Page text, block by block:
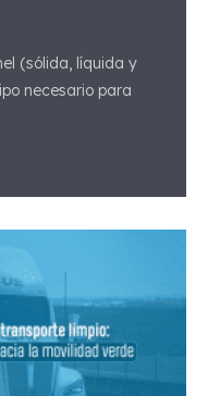
(sólida, líquida y
necesario para